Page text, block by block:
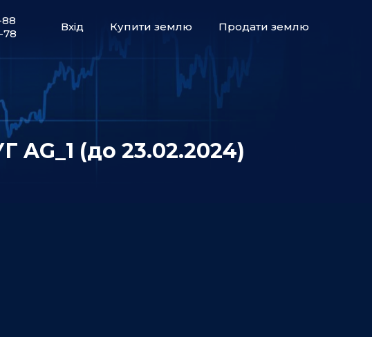
88
78
Вхід Купити землю Продати землю
(до 23.02.2024)